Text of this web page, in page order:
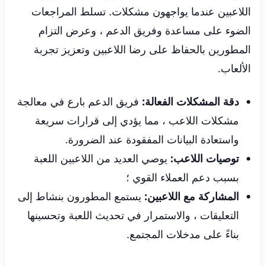
اللاعبين عندما يواجهون مشكلات. تسلط المراجعات
الضوء على مساعدة وفريق الدعم ، وعرض التزام
المطورين بالحفاظ على رضا اللاعبين وتعزيز تجربة
الألعاب.
دقة المشكلات الفعالة: فريق الدعم بارع في معالجة
مشكلات اللاعب ، مما يؤدي إلى قرارات سريعة
واستعادة البيانات المفقودة عند الضرورة.
توصيات اللاعب: يوصي العديد من اللاعبين اللعبة
بسبب دعم العملاء القوي ؛
المشاركة مع اللاعبين: يستمع المطورون بنشاط إلى
التعليقات ، والاستمرار في تحديث اللعبة وتحسينها
بناءً على مدخلات المجتمع.